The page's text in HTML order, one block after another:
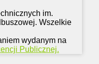
im.
Wszelkie
wydanym na
Publicznej.